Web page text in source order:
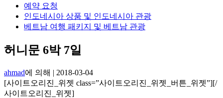
예약 요청
인도네시아 상품 및 인도네시아 관광
베트남 여행 패키지 및 베트남 관광
허니문 6박 7일
ahmad에 의해 | 2018-03-04
[사이트오리진_위젯 class=”사이트오리진_위젯_버튼_위젯”][/
사이트오리진_위젯]